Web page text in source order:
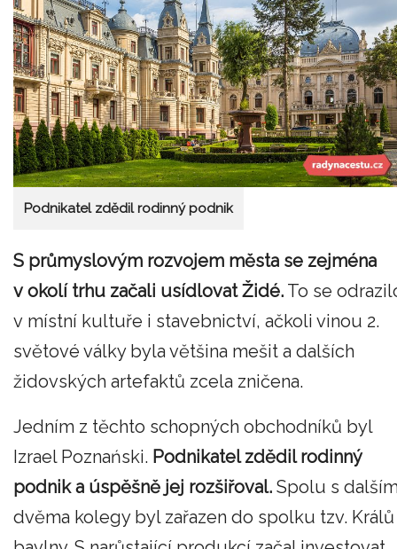
Podnikatel zdědil rodinný podnik
S průmyslovým rozvojem města se zejména
v okolí trhu začali usídlovat Židé. To se
v místní kultuře i stavebnictví, ačkoli vinou 2.
světové války byla většina mešit a dalších
židovských artefaktů zcela zničena.
Jedním z těchto schopných obchodníků byl
Izrael Poznański. Podnikatel zdědil rodinný
podnik a úspěšně jej rozšiřoval. Spolu s
dvěma kolegy byl zařazen do spolku tzv. Králů